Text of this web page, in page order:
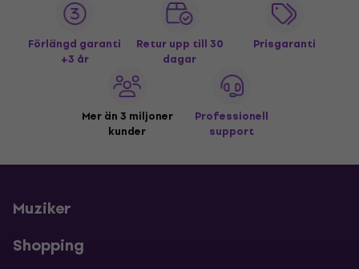
Förlängd garanti
+3 år
Retur upp till 30
dagar
Prisgaranti
Mer än 3 miljoner
kunder
Professionell
support
Muziker
Shopping